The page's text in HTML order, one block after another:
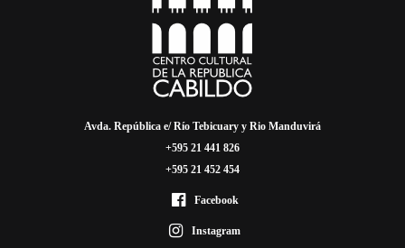
Avda. República e/ Río Tebicuary y Rio Manduvirá
+595 21 441 826
+595 21 452 454
Facebook
Instagram